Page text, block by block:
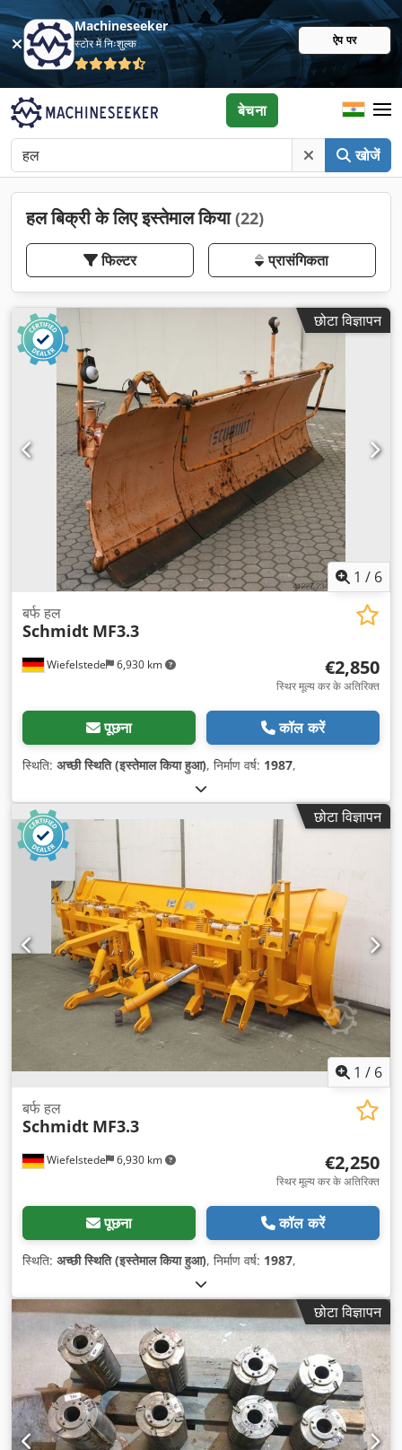
Machineseeker
स्टोर में निःशुल्क ऐप पर
खोजें
बेचना
हल बिक्री के लिए इस्तेमाल किया(22)
फिल्टर प्रासंगिकता
छोटा विज्ञापन
1 / 6
Wiefelstede 6,930 km
बर्फ हल
Schmidt MF3.3
€2,850
स्थिर मूल्य कर के अतिरिक्त
पूछना कॉल करें
स्थिति: अच्छी स्थिति (इस्तेमाल किया हुआ), निर्माण वर्ष: 1987,
छोटा विज्ञापन
1 / 6
Wiefelstede 6,930 km
बर्फ हल
Schmidt MF3.3
€2,250
स्थिर मूल्य कर के अतिरिक्त
पूछना कॉल करें
स्थिति: अच्छी स्थिति (इस्तेमाल किया हुआ), निर्माण वर्ष: 1987,
छोटा विज्ञापन